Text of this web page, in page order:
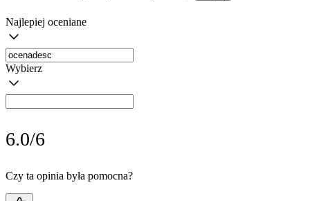
Najlepiej oceniane
Wybierz
6.0/6
Czy ta opinia była pomocna?